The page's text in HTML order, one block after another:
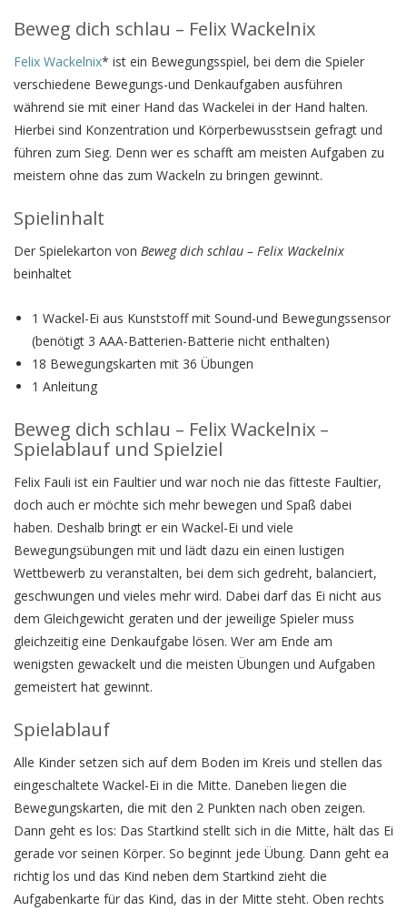
Beweg dich schlau – Felix Wackelnix
Felix Wackelnix* ist ein Bewegungsspiel, bei dem die Spieler
verschiedene Bewegungs-und Denkaufgaben ausführen
während sie mit einer Hand das Wackelei in der Hand halten.
Hierbei sind Konzentration und Körperbewusstsein gefragt und
führen zum Sieg. Denn wer es schafft am meisten Aufgaben zu
meistern ohne das zum Wackeln zu bringen gewinnt.
Spielinhalt
Der Spielekarton von Beweg dich schlau – Felix Wackelnix
beinhaltet
1 Wackel-Ei aus Kunststoff mit Sound-und Bewegungssensor
(benötigt 3 AAA-Batterien-Batterie nicht enthalten)
18 Bewegungskarten mit 36 Übungen
1 Anleitung
Beweg dich schlau – Felix Wackelnix –
Spielablauf und Spielziel
Felix Fauli ist ein Faultier und war noch nie das fitteste Faultier,
doch auch er möchte sich mehr bewegen und Spaß dabei
haben. Deshalb bringt er ein Wackel-Ei und viele
Bewegungsübungen mit und lädt dazu ein einen lustigen
Wettbewerb zu veranstalten, bei dem sich gedreht, balanciert,
geschwungen und vieles mehr wird. Dabei darf das Ei nicht aus
dem Gleichgewicht geraten und der jeweilige Spieler muss
gleichzeitig eine Denkaufgabe lösen. Wer am Ende am
wenigsten gewackelt und die meisten Übungen und Aufgaben
gemeistert hat gewinnt.
Spielablauf
Alle Kinder setzen sich auf dem Boden im Kreis und stellen das
eingeschaltete Wackel-Ei in die Mitte. Daneben liegen die
Bewegungskarten, die mit den 2 Punkten nach oben zeigen.
Dann geht es los: Das Startkind stellt sich in die Mitte, hält das Ei
gerade vor seinen Körper. So beginnt jede Übung. Dann geht ea
richtig los und das Kind neben dem Startkind zieht die
Aufgabenkarte für das Kind, das in der Mitte steht. Oben rechts